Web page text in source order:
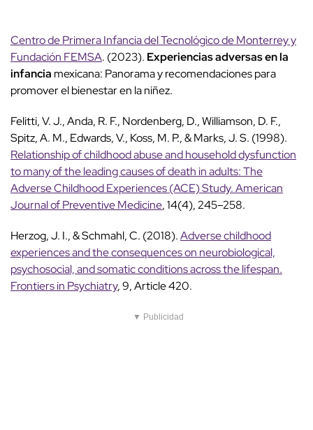
Centro de Primera Infancia del Tecnológico de Monterrey y
Fundación FEMSA. (2023). Experiencias adversas en la
infancia mexicana: Panorama y recomendaciones para
promover el bienestar en la niñez.
Felitti, V. J., Anda, R. F., Nordenberg, D., Williamson, D. F.,
Spitz, A. M., Edwards, V., Koss, M. P., & Marks, J. S. (1998).
Relationship of childhood abuse and household dysfunction
to many of the leading causes of death in adults: The
Adverse Childhood Experiences (ACE) Study. American
Journal of Preventive Medicine, 14(4), 245–258.
Herzog, J. I., & Schmahl, C. (2018).Adverse childhood
experiences and the consequences on neurobiological,
psychosocial, and somatic conditions across the lifespan.
Frontiers in Psychiatry, 9, Article 420.
▼ Publicidad